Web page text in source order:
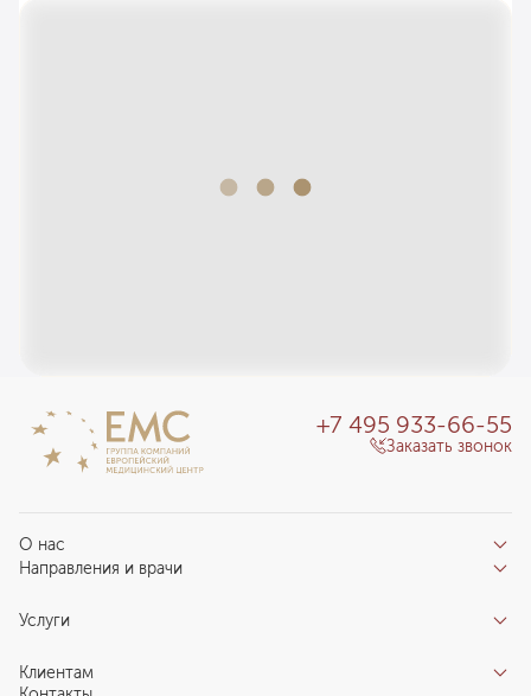
О нас
Отзывы пациентов
О клинике
Новости
Направления и врачи
Направления
Центры компетенций
Услуги
Индивидуальный план здоровья
Клиентам
+7 495 933-66-55
Заказать звонок